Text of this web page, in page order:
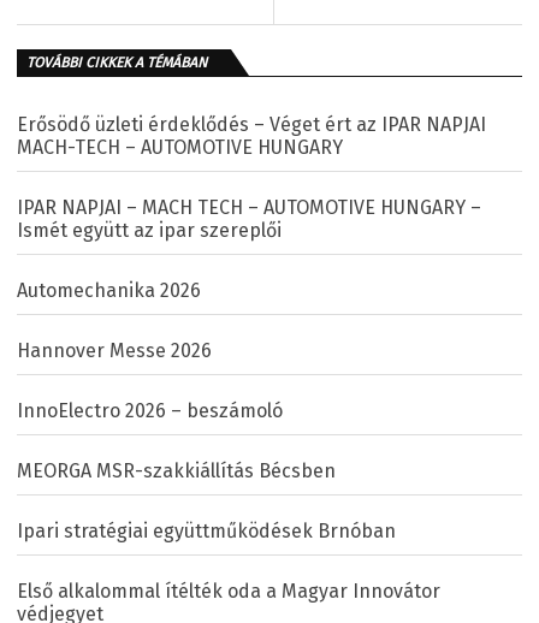
TOVÁBBI CIKKEK A TÉMÁBAN
Erősödő üzleti érdeklődés – Véget ért az IPAR NAPJAI
MACH-TECH – AUTOMOTIVE HUNGARY
IPAR NAPJAI – MACH TECH – AUTOMOTIVE HUNGARY –
Ismét együtt az ipar szereplői
Automechanika 2026
Hannover Messe 2026
InnoElectro 2026 – beszámoló
MEORGA MSR-szakkiállítás Bécsben
Ipari stratégiai együttműködések Brnóban
Első alkalommal ítélték oda a Magyar Innovátor
védjegyet